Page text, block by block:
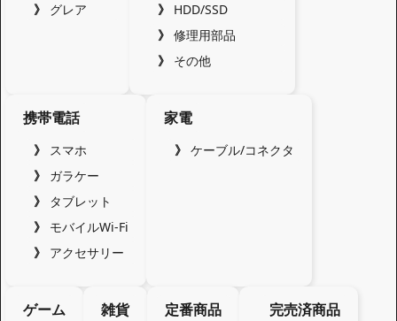
グレア
HDD/SSD
修理用部品
その他
携帯電話
スマホ
ガラケー
タブレット
モバイルWi-Fi
アクセサリー
家電
ケーブル/コネクタ
ゲーム 雑貨 定番商品 完売済商品